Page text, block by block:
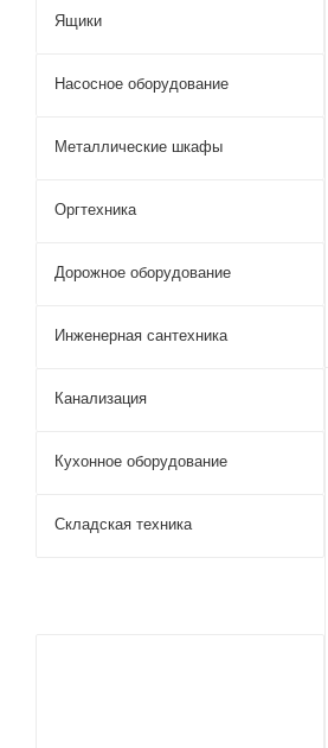
Ящики
Насосное оборудование
Металлические шкафы
Оргтехника
Дорожное оборудование
Инженерная сантехника
Канализация
Кухонное оборудование
Складская техника